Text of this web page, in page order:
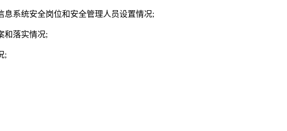
系统安全岗位和安全管理人员设置情况;
落实情况;
;